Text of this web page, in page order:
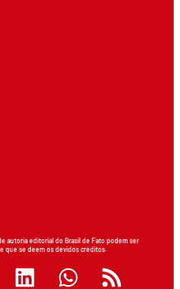
autoria editorial do Brasil de Fato podem ser
que se deem os devidos créditos.